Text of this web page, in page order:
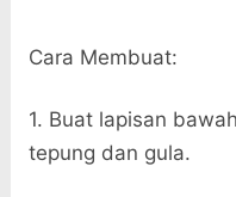
Cara Membuat:
1. Buat lapisan
tepung dan gula.